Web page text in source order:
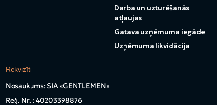
Darba un uzturēšanās
atļaujas
Gatava uzņēmuma iegāde
Uzņēmuma likvidācija
Rekvizīti
Nosaukums: SIA «GENTLEMEN»
Reģ. Nr. : 40203398876